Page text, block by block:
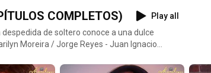
COMPLETOS)
Play all
de soltero conoce a una dulce
Moreira / Jorge Reyes - Juan Ignacio